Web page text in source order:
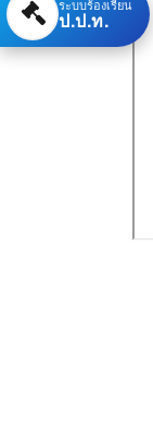
ระบบร้องเรียน
ป.ป.ท.